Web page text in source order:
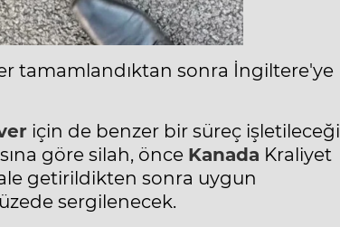
tamamlandıktan sonra İngiltere'ye
için de benzer bir süreç işletileceği
göre silah, önce Kanada Kraliyet
getirildikten sonra uygun
sergilenecek.